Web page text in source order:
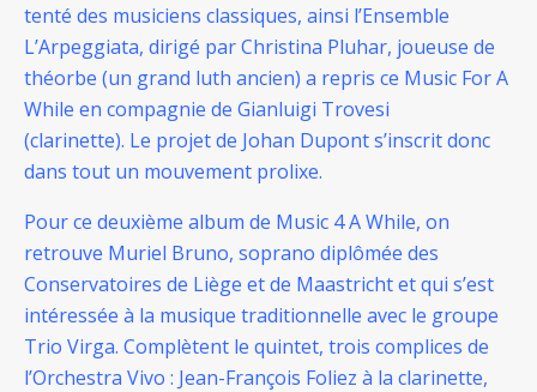
tenté des musiciens classiques, ainsi l’Ensemble
L’Arpeggiata, dirigé par Christina Pluhar, joueuse de
théorbe (un grand luth ancien) a repris ce Music For A
While en compagnie de Gianluigi Trovesi
(clarinette). Le projet de Johan Dupont s’inscrit donc
dans tout un mouvement prolixe.
Pour ce deuxième album de Music 4 A While, on
retrouve Muriel Bruno, soprano diplômée des
Conservatoires de Liège et de Maastricht et qui s’est
intéressée à la musique traditionnelle avec le groupe
Trio Virga. Complètent le quintet, trois complices de
l’Orchestra Vivo : Jean-François Foliez à la clarinette,